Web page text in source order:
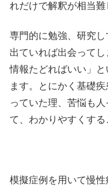
れだけで解釈が相当難
専門的に勉強、研究
出ていれば出会って
情報たどればいい」
ます。とにかく基礎
っていた理、苦悩も
て、わかりやすくする
模擬症例を用いて慢